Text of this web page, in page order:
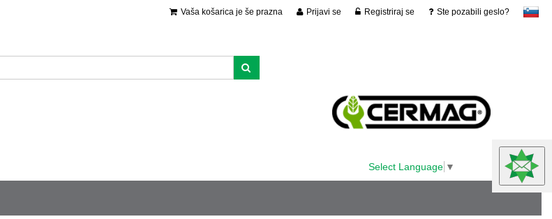
slovensko
Prijavi se Registriraj se Ste pozabili geslo?
Vaša košarica je še prazna
Select Language ▼